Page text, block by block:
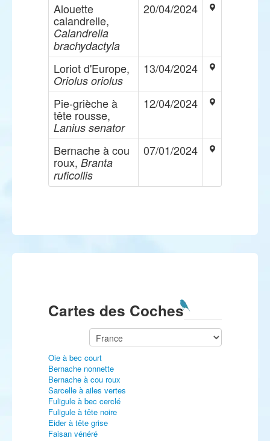
Alouette
calandrelle,
Calandrella
brachydactyla
20/04/2024
Loriot d'Europe,
Oriolus oriolus
13/04/2024
Pie-grièche à
tête rousse,
Lanius senator
12/04/2024
Bernache à cou
roux, Branta
ruficollis
07/01/2024
Cartes des Coches
Oie à bec court
Bernache nonnette
Bernache à cou roux
Sarcelle à ailes vertes
Fuligule à bec cerclé
Fuligule à tête noire
Eider à tête grise
Faisan vénéré